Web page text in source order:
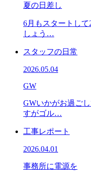
夏の日差し
6月もスタートし
しょう…
スタッフの日常
2026.05.04
GW
GWいかがお過ご
すがゴル…
工事レポート
2026.04.01
事務所に電源を